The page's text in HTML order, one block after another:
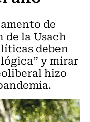
de
de la Usach
deben
y mirar
hizo